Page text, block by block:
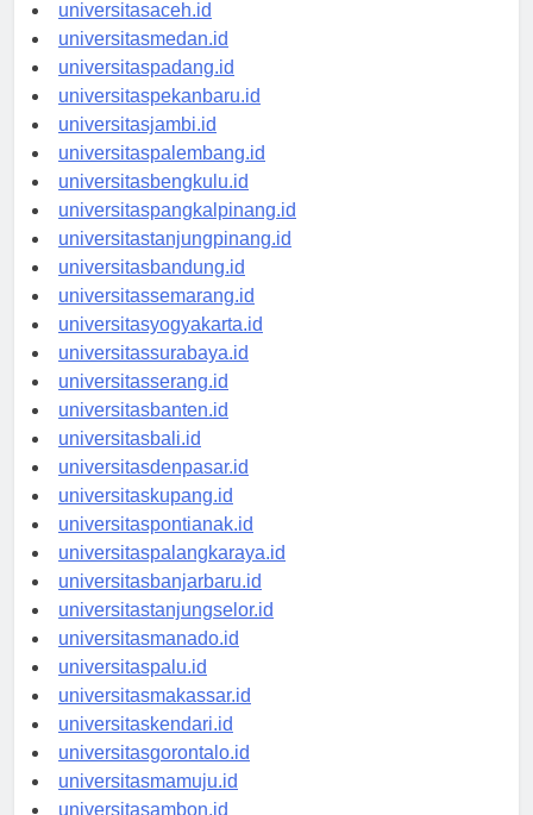
Berita Terbaru
universitasaceh.id
universitasmedan.id
universitaspadang.id
universitaspekanbaru.id
universitasjambi.id
universitaspalembang.id
universitasbengkulu.id
universitaspangkalpinang.id
universitastanjungpinang.id
universitasbandung.id
universitassemarang.id
universitasyogyakarta.id
universitassurabaya.id
universitasserang.id
universitasbanten.id
universitasbali.id
universitasdenpasar.id
universitaskupang.id
universitaspontianak.id
universitaspalangkaraya.id
universitasbanjarbaru.id
universitastanjungselor.id
universitasmanado.id
universitaspalu.id
universitasmakassar.id
universitaskendari.id
universitasgorontalo.id
universitasmamuju.id